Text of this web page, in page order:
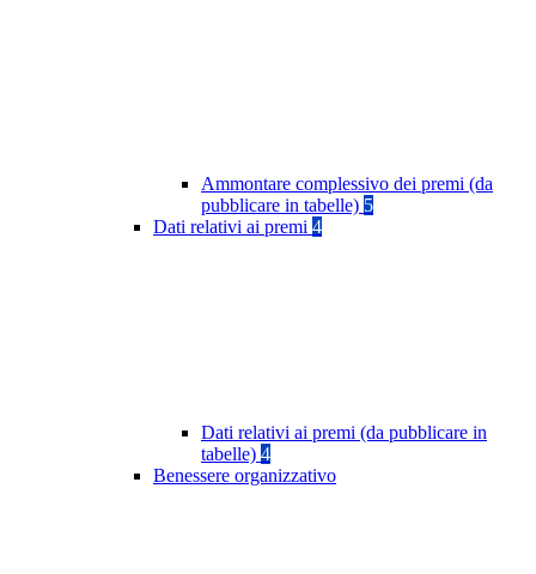
Ammontare complessivo dei premi (da
pubblicare in tabelle) 5
Dati relativi ai premi 4
Dati relativi ai premi (da pubblicare in
tabelle) 4
Benessere organizzativo